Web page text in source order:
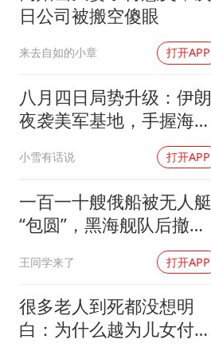
日公司被搬空傻眼
来去自如的小章 打开APP
八月四日局势升级：伊朗
夜袭美军基地，手握海峡
筹码提出3000亿诉求
小雪有话说 打开APP
一百一十艘俄船被无人艇
“包圆”，黑海舰队后撤数
百里，制海权彻底易手
王同学来了 打开APP
很多老人到死都没想明
白：为什么越为儿女付